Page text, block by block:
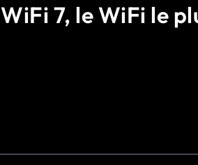
WiFi 7, le WiFi le